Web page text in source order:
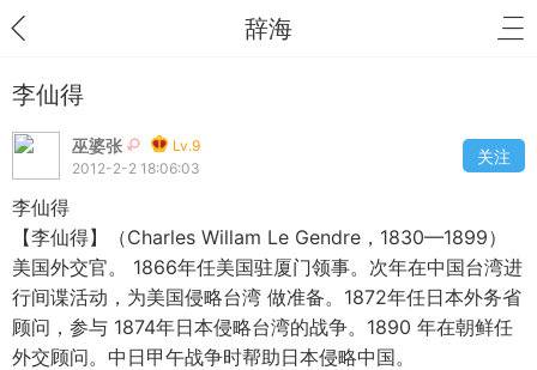
辞海
李仙得
巫婆张
Lv.9
2012-2-2 18:06:03
关注
李仙得
【李仙得】（Charles Willam Le Gendre，1830—1899）
美国外交官。 1866年任美国驻厦门领事。次年在中国台湾进
行间谍活动，为美国侵略台湾 做准备。1872年任日本外务省
顾问，参与 1874年日本侵略台湾的战争。1890 年在朝鲜任
外交顾问。中日甲午战争时帮助日本侵略中国。